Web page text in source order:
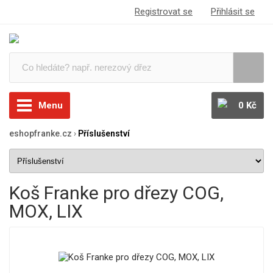
Registrovat se Přihlásit se
Menu 0 Kč
eshopfranke.cz › Příslušenství
Koš Franke pro dřezy COG,
MOX, LIX